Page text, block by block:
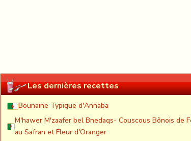
Les dernières recettes
Bounaïne Typique d'Annaba
M'hawer M'zaafer bel Bnedaqs- Couscous Bônois de
au Safran et Fleur d'Oranger